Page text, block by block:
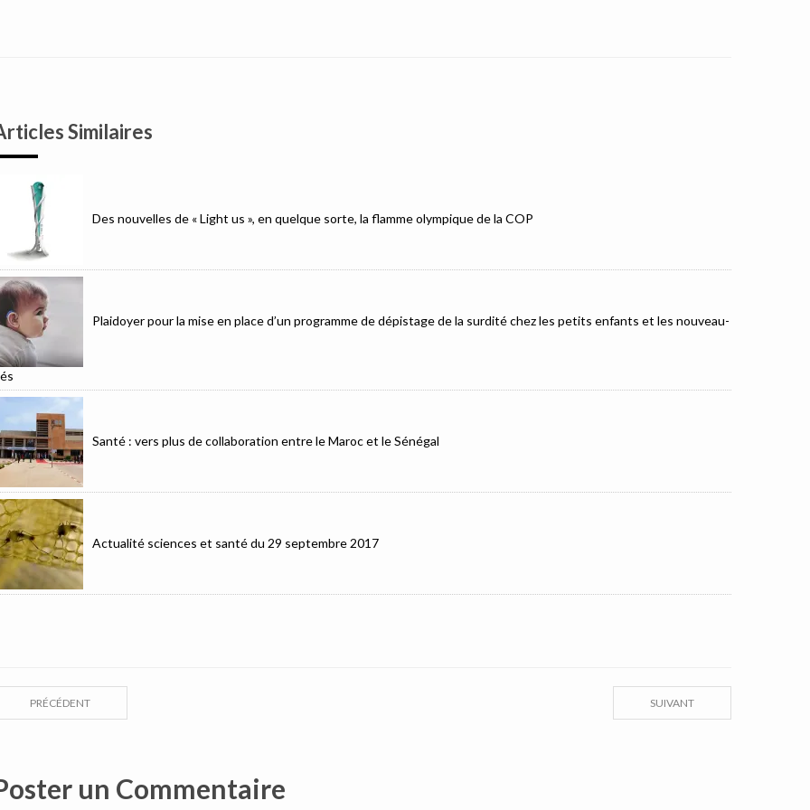
Similaires
Des nouvelles de « Light us », en quelque sorte, la flamme olympique de la COP
Plaidoyer pour la mise en place d’un programme de dépistage de la surdité chez les petits enfants et les nouveau-
Santé : vers plus de collaboration entre le Maroc et le Sénégal
Actualité sciences et santé du 29 septembre 2017
SUIVANT
PRÉCÉDENT
un Commentaire